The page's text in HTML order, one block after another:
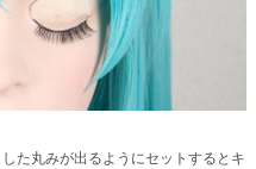
た丸みが出るようにセットするとキ